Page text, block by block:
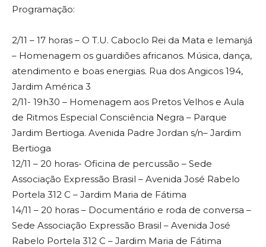
Programação:
2/11 – 17 horas – O T.U. Caboclo Rei da Mata e Iemanjá
– Homenagem os guardiões africanos. Música, dança,
atendimento e boas energias. Rua dos Angicos 194,
Jardim América 3
2/11- 19h30 – Homenagem aos Pretos Velhos e Aula
de Ritmos Especial Consciência Negra – Parque
Jardim Bertioga. Avenida Padre Jordan s/n– Jardim
Bertioga
12/11 – 20 horas- Oficina de percussão – Sede
Associação Expressão Brasil – Avenida José Rabelo
Portela 312 C – Jardim Maria de Fátima
14/11 – 20 horas – Documentário e roda de conversa –
Sede Associação Expressão Brasil – Avenida José
Rabelo Portela 312 C – Jardim Maria de Fátima